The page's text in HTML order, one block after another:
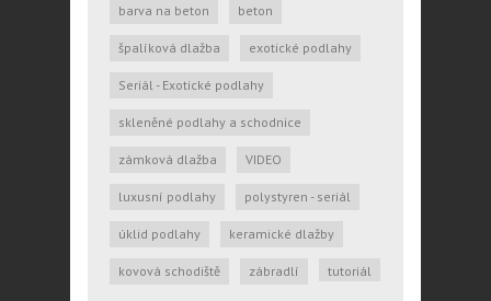
barva na beton beton
špalíková dlažba exotické podlahy
Seriál - Exotické podlahy
skleněné podlahy a schodnice
zámková dlažba VIDEO
luxusní podlahy polystyren - seriál
úklid podlahy keramické dlažby
kovová schodiště zábradlí tutoriál